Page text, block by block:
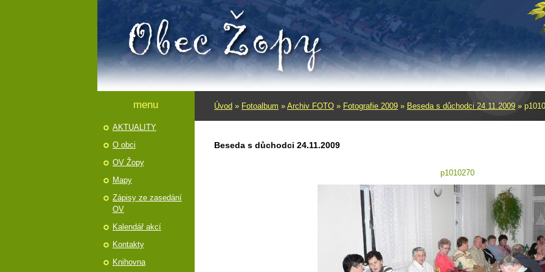
Úvod » Fotoalbum » Archiv FOTO » Fotografie 2009 » Beseda s důchodci 24.11.2009 »
Beseda s důchodci 24.11.2009
p1010270
menu
AKTUALITY
O obci
OV Žopy
Mapy
Zápisy ze zasedání
OV
Kalendář akcí
Kontakty
Knihovna